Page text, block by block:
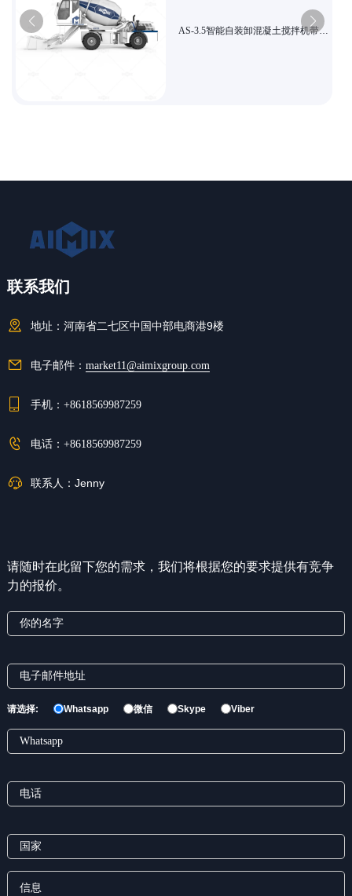
AS-3.5智能自装卸混凝土搅拌机带高
联系我们
地址： 河南省二七区中国中部电商港9楼
电子邮件： market11@aimixgroup.com
手机： +8618569987259
电话： +8618569987259
联系人： Jenny
请随时在此留下您的需求，我们将根据您的要求提供有竞争
力的报价。
请选择: Whatsapp 微信 Skype Viber